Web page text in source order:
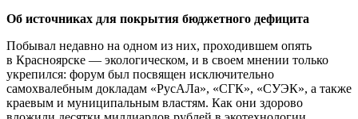
Об источниках для покрытия бюджетного дефицита
Побывал недавно на одном из них, проходившем опять
в Красноярске — экологическом, и в своем мнении только
укрепился: форум был посвящен исключительно
самохвалебным докладам «РусАЛа», «СГК», «СУЭК», а также
краевым и муниципальным властям. Как они здорово